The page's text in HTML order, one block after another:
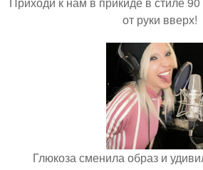
от руки вверх!
Глюкоза сменила образ и